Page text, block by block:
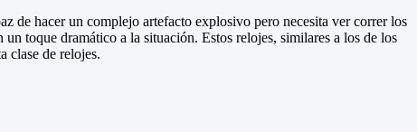
de hacer un complejo artefacto explosivo pero necesita ver correr los
un toque dramático a la situación. Estos relojes, similares a los de los
clase de relojes.